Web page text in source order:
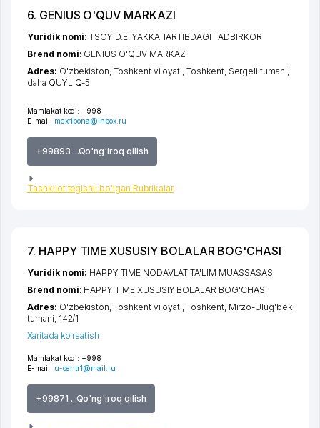
6. GENIUS O'QUV MARKAZI
Mamlakat kodi: +998
E-mail: mexribona@inbox.ru
+99893 ...Qo'ng'iroq qilish
Tashkilot tegishli bo'lgan Rubrikalar
Yuridik nomi:TSOY D.E. YAKKA TARTIBDAGI TADBIRKOR
Brend nomi: GENIUS O'QUV MARKAZI
Adres: O'zbekiston,Toshkent viloyati,Toshkent, Sergeli tumani,
daha QUYLIQ-5
7. HAPPY TIME XUSUSIY BOLALAR BOG'CHASI
Mamlakat kodi: +998
E-mail: u-centr1@mail.ru
+99871 ...Qo'ng'iroq qilish
Yuridik nomi: HAPPY TIME NODAVLAT TA'LIM MUASSASASI
Brend nomi: HAPPY TIME XUSUSIY BOLALAR BOG'CHASI
Adres: O'zbekiston,Toshkent viloyati,Toshkent, Mirzo-Ulug'bek
tumani, 142/1
Xaritada ko'rsatish